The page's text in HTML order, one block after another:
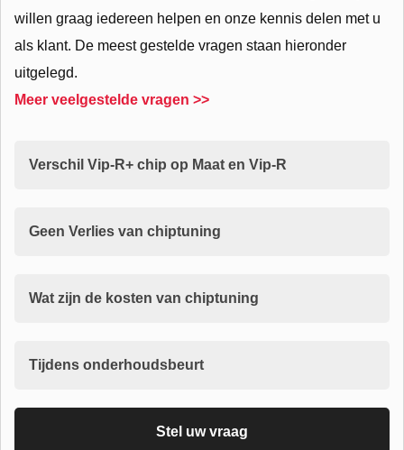
willen graag iedereen helpen en onze kennis delen met u
als klant. De meest gestelde vragen staan hieronder
uitgelegd.
Meer veelgestelde vragen >>
Verschil Vip-R+ chip op Maat en Vip-R
Geen Verlies van chiptuning
Wat zijn de kosten van chiptuning
Tijdens onderhoudsbeurt
Stel uw vraag